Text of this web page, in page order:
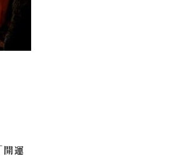
開運